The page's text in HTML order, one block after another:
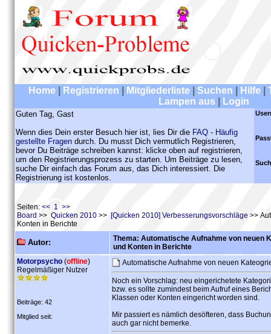
Home Registrieren Mitgliederliste Suchen Hilfe
Lampen aus
Login
Guten Tag, Gast
Wenn dies Dein erster Besuch hier ist, lies Dir die FAQ - Häufig
gestellte Fragen durch. Du musst Dich vermutlich Registrieren,
bevor Du Beiträge schreiben kannst: klicke oben auf registrieren,
um den Registrierungsprozess zu starten. Um Beiträge zu lesen,
suche Dir einfach das Forum aus, das Dich interessiert. Die
Registrierung ist kostenlos.
Seiten: << 1 >>
Board >> Quicken 2010 >> [Quicken 2010] Verbesserungsvorschläge >>
Konten in Berichte
Autor:
Thema: Automatische Aufnahme von neuen
und Konten in Berichte
Motorpsycho (offline)
Regelmäßiger Nutzer
Beiträge: 42
Mitglied seit:
Automatische Aufnahme von neuen
Noch ein Vorschlag: neu eingerichetete
bzw. es sollte zumindest beim Aufruf eines
Klassen oder Konten eingericht worden sind.
Mir passiert es nämlich desöfteren, dass
auch gar nicht bemerke.